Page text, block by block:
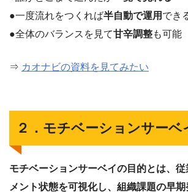
●一度流れをつくれば半自動で運用 でき
●全体のバランスを見て甘辛調整も可能
⇒ カオナビの資料を見てみたい
２．モチベーションサーベ
モチベーションサーベイの目的とは、
メント状態を可視化し、組織課題の早